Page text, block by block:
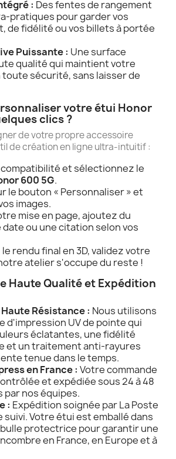
: Des fentes de rangement
pratiques pour garder vos
de fidélité ou vos billets à portée
Puissante : Une surface
qualité qui maintient votre
sécurité, sans laisser de
votre étui Honor
clics ?
de votre propre accessoire
de création en ligne ultra-intuitif :
et sélectionnez le
600 5G.
le bouton « Personnaliser » et
images.
mise en page, ajoutez du
ou une citation selon vos
rendu final en 3D, validez votre
atelier s'occupe du reste !
Haute Qualité et Expédition
Résistance : Nous utilisons
d'impression UV de pointe qui
éclatantes, une fidélité
et un traitement anti-rayures
tenue dans le temps.
en France : Votre commande
et expédiée sous 24 à 48
par nos équipes.
: Expédition soignée par La Poste
suivi. Votre étui est emballé dans
protectrice pour garantir une
en France, en Europe et à